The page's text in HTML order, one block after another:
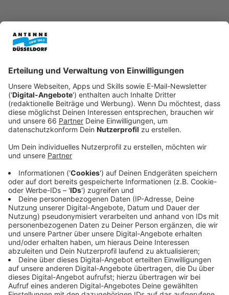
Spektakuläre Hommage an Düsseldorf: Licht,
Klang und Bewegung
Die Shows beginnen jeweils um 22:15 Uhr und
verwandeln den Himmel über den Rheinwiesen in eine
Bühne aus Licht, Klang und Bewegung. Synchron zur
Musik formen die Drohnen beeindruckende 2D- und
3D-Animationen – eine Hommage an dieStadt
Düsseldorfund ihre Menschen. Erwartet werden
Hunderttausende Besucherinnen und Besucher
entlang des Altstadtufers, auf den Rheinbrücken und
der Rheinkirmes. Die erste Show eröffnet die
Rheinkirmes am 12. Juli 2025, während die zweite am
18. Juli 2025 das traditionelle Feuerwerk begleitet.
Anzeige